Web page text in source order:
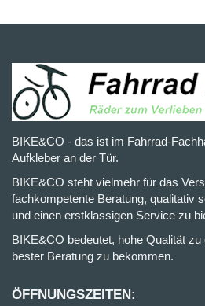
BIKE&CO - das ist im Fahrrad-
Aufkleber an der Tür.
BIKE&CO steht vielmehr für das
fachkompetente Beratung, qualitativ
und einen erstklassigen Service zu
BIKE&CO bedeutet, hohe Qualität
bester Beratung zu bekommen.
ÖFFNUNGSZEITEN: